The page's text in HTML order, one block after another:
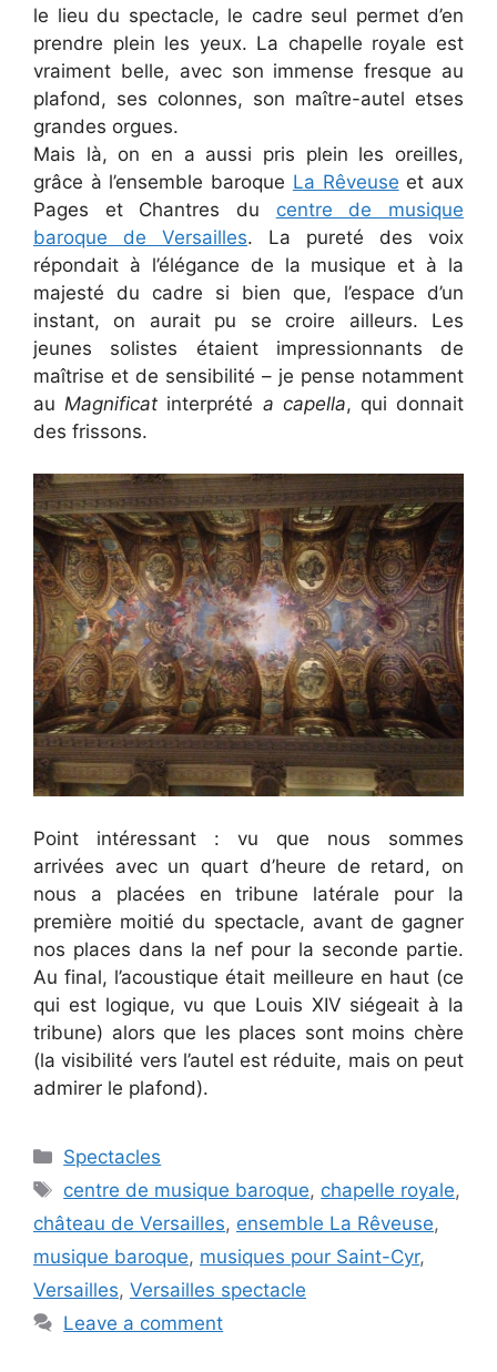
le lieu du spectacle, le cadre seul permet d’en
prendre plein les yeux. La chapelle royale est
vraiment belle, avec son immense fresque au
plafond, ses colonnes, son maître-autel etses
grandes orgues.
Mais là, on en a aussi pris plein les oreilles,
grâce à l’ensemble baroque La Rêveuse et aux
Pages et Chantres du centre de musique
baroque de Versailles. La pureté des voix
répondait à l’élégance de la musique et à la
majesté du cadre si bien que, l’espace d’un
instant, on aurait pu se croire ailleurs. Les
jeunes solistes étaient impressionnants de
maîtrise et de sensibilité – je pense notamment
au Magnificat interprété a capella, qui donnait
des frissons.
Point intéressant : vu que nous sommes
arrivées avec un quart d’heure de retard, on
nous a placées en tribune latérale pour la
première moitié du spectacle, avant de gagner
nos places dans la nef pour la seconde partie.
Au final, l’acoustique était meilleure en haut (ce
qui est logique, vu que Louis XIV siégeait à la
tribune) alors que les places sont moins chère
(la visibilité vers l’autel est réduite, mais on peut
admirer le plafond).
Categories
Spectacles
Tags
centre de musique baroque, chapelle royale,
château de Versailles, ensemble La Rêveuse,
musique baroque, musiques pour Saint-Cyr,
Versailles, Versailles spectacle
Leave a comment